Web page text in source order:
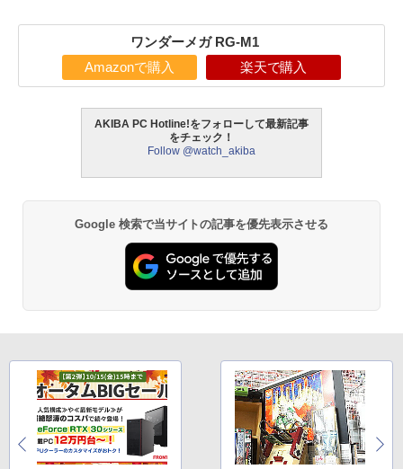
ワンダーメガ RG-M1
Amazonで購入 楽天で購入
AKIBA PC Hotline!をフォローして最新記事
をチェック！
Follow @watch_akiba
Google 検索で当サイトの記事を優先表示させる